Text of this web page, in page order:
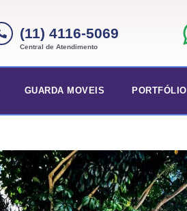
(11) 4116-5069
Central de Atendimento
GUARDA MOVEIS PORTFÓLIO